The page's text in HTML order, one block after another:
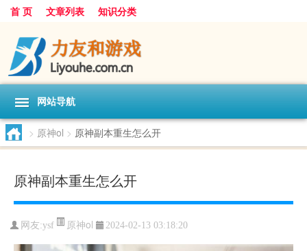
首 页 文章列表 知识分类
网站导航
> 原神ol > 原神副本重生怎么开
原神副本重生怎么开
网友:ysf 原神ol 2024-02-13 03:18:20